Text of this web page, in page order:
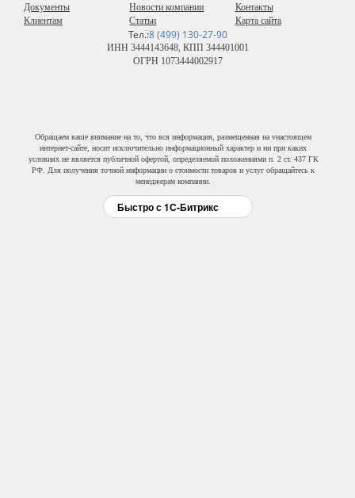
Документы
Клиентам
Новости компании
Статьи
Контакты
Карта сайта
Тел.:8 (499) 130-27-90
ИНН 3444143648, КПП 344401001
ОГРН 1073444002917
Обращаем ваше внимание на то, что вся информация, размещенная на vнастоящем
интернет-сайте, носит исключительно информационный характер и ни при каких
условиях не является публичной офертой, определяемой положениями п. 2 ст. 437 ГК
РФ. Для получения точной информации о стоимости товаров и услуг обращайтесь к
менеджерам компании.
Быстро с 1С-Битрикс